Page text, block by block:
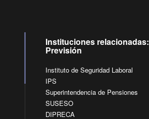
Instituciones relacionadas:
Previsión
Instituto de Seguridad Laboral
IPS
Superintendencia de Pensiones
SUSESO
DIPRECA